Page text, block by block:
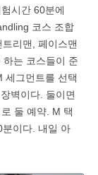
시간 60분에
코스 조합
리맨, 페이스맨
는 코스들이 준
세그먼트를 선택
벽이다. 둘이면
둘 예약. M 택
이다. 내일 아